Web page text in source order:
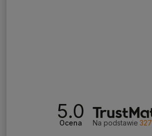
5.0
Ocena Na podstawie 327